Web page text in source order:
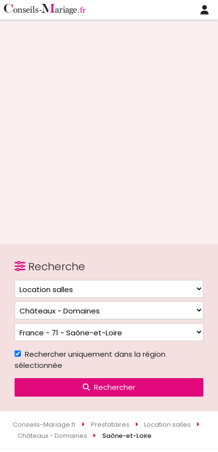
Recherche
Rechercher uniquement dans la région
sélectionnée
Rechercher
Conseils-Mariage.fr Prestataires
Location salles
Châteaux - Domaines
Saône-et-Loire